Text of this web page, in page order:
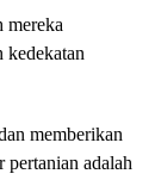
mereka
kedekatan
memberikan
pertanian adalah